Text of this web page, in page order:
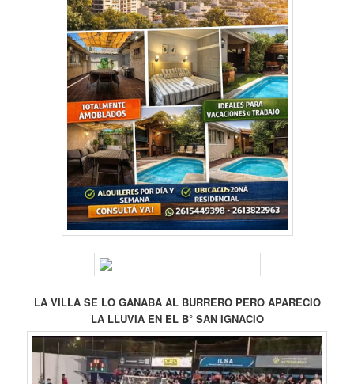
LA VILLA SE LO GANABA AL BURRERO PERO APARECIO
LA LLUVIA EN EL B° SAN IGNACIO